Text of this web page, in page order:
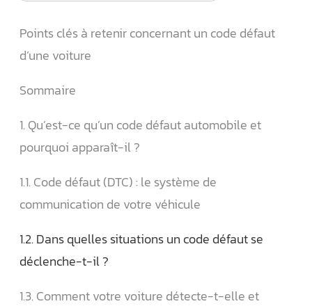
Points clés à retenir concernant un code défaut
d’une voiture
Sommaire
1. Qu’est-ce qu’un code défaut automobile et
pourquoi apparaît-il ?
1.1. Code défaut (DTC) : le système de
communication de votre véhicule
1.2. Dans quelles situations un code défaut se
déclenche-t-il ?
1.3. Comment votre voiture détecte-t-elle et